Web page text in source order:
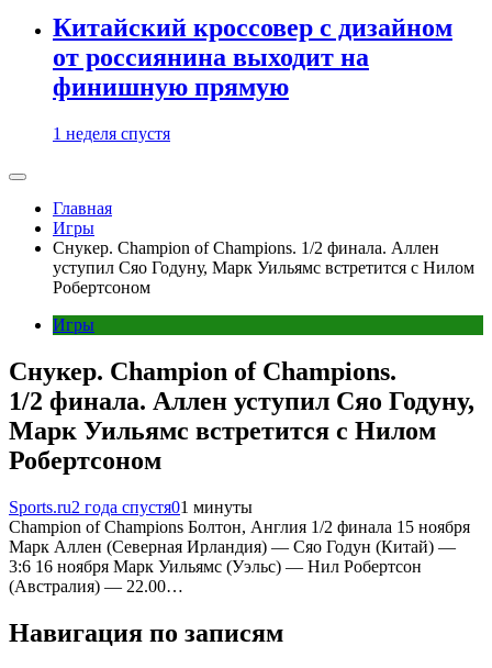
Китайский кроссовер с дизайном
от россиянина выходит на
финишную прямую
1 неделя спустя
Главная
Игры
Снукер. Champion of Champions. 1/2 финала. Аллен
уступил Сяо Годуну, Марк Уильямс встретится с Нилом
Робертсоном
Игры
Снукер. Champion of Champions.
1/2 финала. Аллен уступил Сяо Годуну,
Марк Уильямс встретится с Нилом
Робертсоном
Sports.ru2 года спустя01 минуты
Champion of Champions Болтон, Англия 1/2 финала 15 ноября
Марк Аллен (Северная Ирландия) — Сяо Годун (Китай) —
3:6 16 ноября Марк Уильямс (Уэльс) — Нил Робертсон
(Австралия) — 22.00…
Навигация по записям